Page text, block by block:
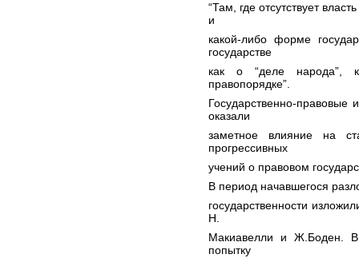
“Там, где отсутствует
и
какой-либо форме
государстве
как о “деле народа”,
правопорядке”.
Государственно-
оказали
заметное влияние на
прогрессивных
учений о правовом
В период начавшегося
государственности
Н.
Макиавелли и Ж.Боден. В
попытку